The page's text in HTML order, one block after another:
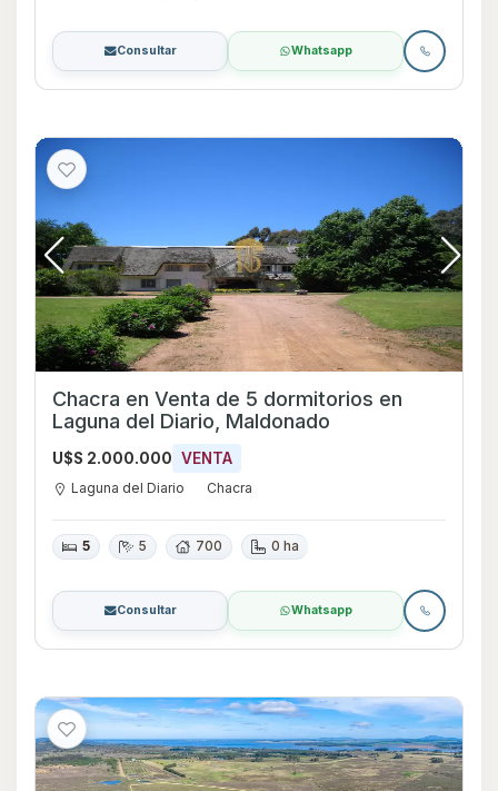
Consultar Whatsapp
Chacra en Venta de 5 dormitorios en
Laguna del Diario, Maldonado
U$S 2.000.000 VENTA
Laguna del Diario Chacra
5 5 700 0 ha
Consultar Whatsapp